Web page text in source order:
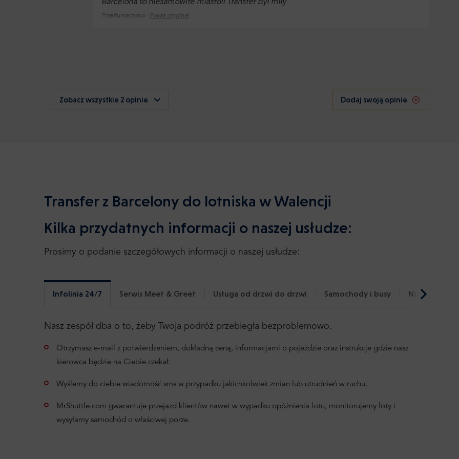
Przetłumaczono · Pokaż oryginał
Zobacz wszystkie 2 opinie Dodaj swoją opinie
Transfer z Barcelony do lotniska w Walencji
Kilka przydatnych informacji o naszej usłudze:
Prosimy o podanie szczegółowych informacji o naszej usłudze:
Infolinia 24/7 Serwis Meet & Greet Usługa od drzwi do drzwi Samochody i busy Niższa
Nasz zespół dba o to, żeby Twoja podróż przebiegła bezproblemowo.
Otrzymasz e-mail z potwierdzeniem, dokładną ceną, informacjami o pojeździe oraz instrukcje gdzie nasz
kierowca będzie na Ciebie czekał.
Wyślemy do ciebie wiadomość sms w przypadku jakichkolwiek zmian lub utrudnień w ruchu.
MrShuttle.com gwarantuje przejazd klientów nawet w wypadku opóźnienia lotu, monitorujemy loty i
wysyłamy samochód o właściwej porze.